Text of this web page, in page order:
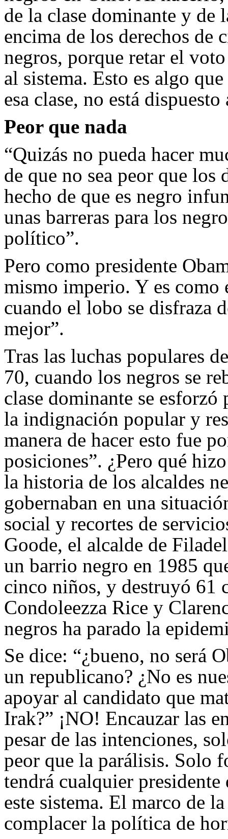
de la clase dominante y de
encima de los derechos de
negros, porque retar el
al sistema. Esto es algo
esa clase, no está dispuesto
Peor que nada
“Quizás no pueda hacer
de que no sea peor que los
hecho de que es negro
unas barreras para los
político”.
Pero como presidente
mismo imperio. Y es como
cuando el lobo se disfraza
mejor”.
Tras las luchas populares
70, cuando los negros se
clase dominante se
la indignación popular y
manera de hacer esto fue
posiciones”. ¿Pero qué
la historia de los alcaldes
gobernaban en una
social y recortes de
Goode, el alcalde de
un barrio negro en 1985
cinco niños, y destruyó 61
Condoleezza Rice y
negros ha parado la
Se dice: “¿bueno, no será
un republicano? ¿No es
apoyar al candidato que
Irak?” ¡NO! Encauzar las
pesar de las intenciones,
peor que la parálisis. Solo
tendrá cualquier
este sistema. El marco de
complacer la política de